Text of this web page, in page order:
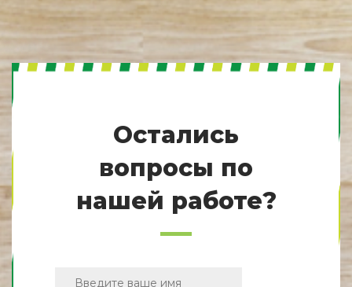
Остались
вопросы по
нашей работе?